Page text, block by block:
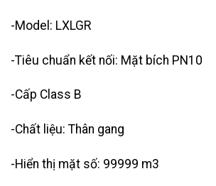
-Model: LXLGR
-Tiêu chuẩn kết nối: Mặt bích PN10
-Cấp Class B
-Chất liệu: Thân gang
-Hiển thị mặt số: 99999 m3